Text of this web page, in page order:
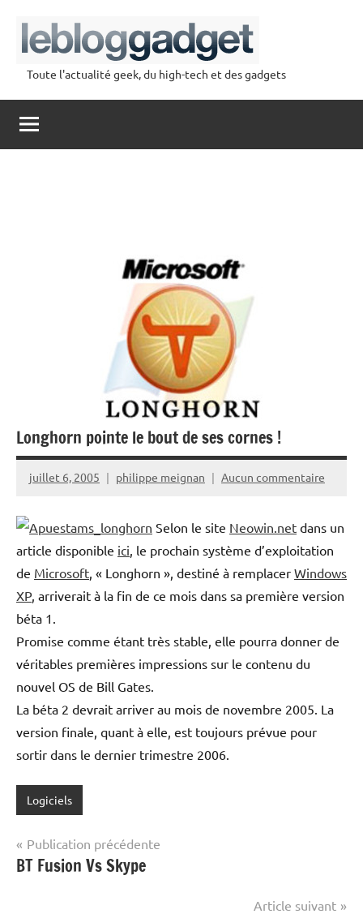
contenu
lebloggadget
Toute l'actualité geek, du high-tech et des gadgets
Longhorn pointe le bout de ses cornes !
juillet 6, 2005 philippe meignan Aucun commentaire
Selon le site Neowin.net dans un
article disponible ici , le prochain système d’exploitation
de Microsoft , « Longhorn », destiné à remplacer Windows
XP, arriverait à la fin de ce mois dans sa première version
béta 1.
Promise comme étant très stable, elle pourra donner de
véritables premières impressions sur le contenu du
nouvel OS de Bill Gates.
La béta 2 devrait arriver au mois de novembre 2005. La
version finale, quant à elle, est toujours prévue pour
sortir dans le dernier trimestre 2006.
Logiciels
Navigation
de
Publication précédente
BT Fusion Vs Skype
Article suivant